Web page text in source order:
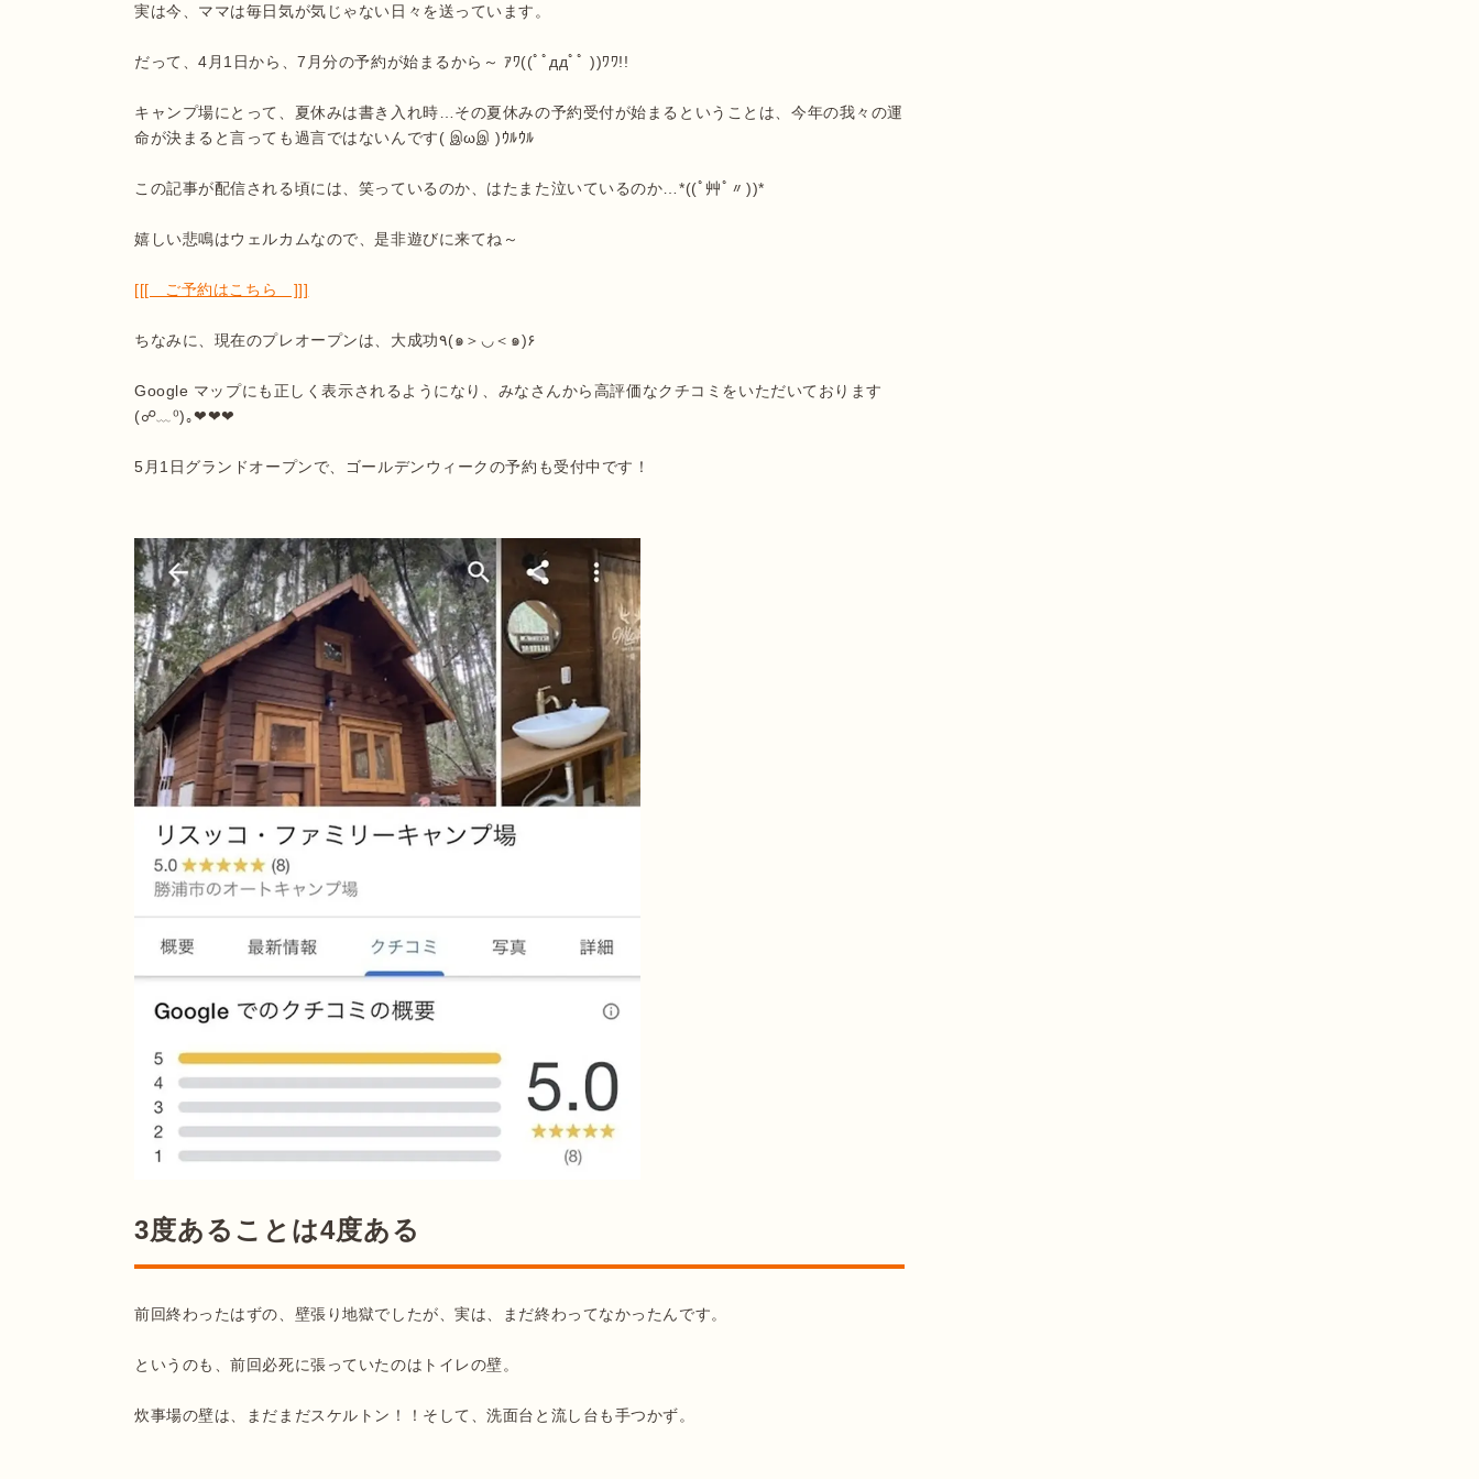
実は今、ママは毎日気が気じゃない日々を送っています。
だって、4月1日から、7月分の予約が始まるから～ ｱﾜ((ﾟﾟддﾟﾟ ))ﾜﾜ!!
キャンプ場にとって、夏休みは書き入れ時…その夏休みの予約受付が始まるということは、今年の我々の運
命が決まると言っても過言ではないんです( இωஇ )ｳﾙｳﾙ
この記事が配信される頃には、笑っているのか、はたまた泣いているのか…*((ﾟ艸ﾟ〃))*
嬉しい悲鳴はウェルカムなので、是非遊びに来てね～
[[[　ご予約はこちら　]]]
ちなみに、現在のプレオープンは、大成功٩(๑＞◡＜๑)۶
Google マップにも正しく表示されるようになり、みなさんから高評価なクチコミをいただいております
(☍﹏⁰)｡❤❤❤
5月1日グランドオープンで、ゴールデンウィークの予約も受付中です！
3度あることは4度ある
前回終わったはずの、壁張り地獄でしたが、実は、まだ終わってなかったんです。
というのも、前回必死に張っていたのはトイレの壁。
炊事場の壁は、まだまだスケルトン！！そして、洗面台と流し台も手つかず。